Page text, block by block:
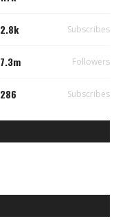
2.8k Subscribes
7.3m Followers
286 Subscribes